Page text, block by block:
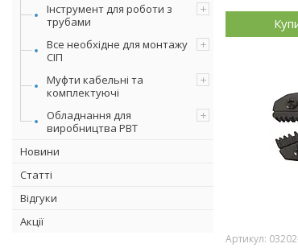
Інструмент для роботи з
трубами
Все необхідне для монтажу
СІП
Муфти кабельні та
комплектуючі
Обладнання для
виробництва РВТ
Новини
Статті
Відгуки
Акції